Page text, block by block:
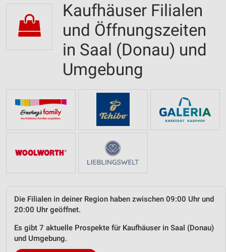
Kaufhäuser Filialen
und Öffnungszeiten
in Saal (Donau) und
Umgebung
Die Filialen in deiner Region haben zwischen 09:00 Uhr und
20:00 Uhr geöffnet.
Es gibt 7 aktuelle Prospekte für Kaufhäuser in Saal (Donau)
und Umgebung.